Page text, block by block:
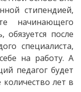
стипендией,
начинающего
после
специалиста,
на работу. А
педагог будет
лет в